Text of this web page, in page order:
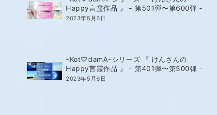
Happy言霊作品 』 - 第501弾〜第600弾 -
2023年5月6日
-Kot♡damA-シリーズ 『 けんさんの
Happy言霊作品 』 - 第401弾〜第500弾 -
2023年5月6日